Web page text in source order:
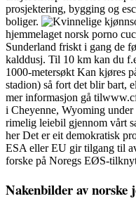
prosjektering, bygging og
boliger.
hjemmelaget norsk porno
Sunderland friskt i gang de
kalddusj. Til 10 km kan du
1000-metersøkt Kan kjøres
stadion) så fort det blir bart,
mer informasjon gå
i Cheyenne, Wyoming
rimelig leiebil gjennom vårt
her Det er eit demokratisk
ESA eller EU gir tilgang til
forske på Noregs EØS-
Nakenbilder av norske